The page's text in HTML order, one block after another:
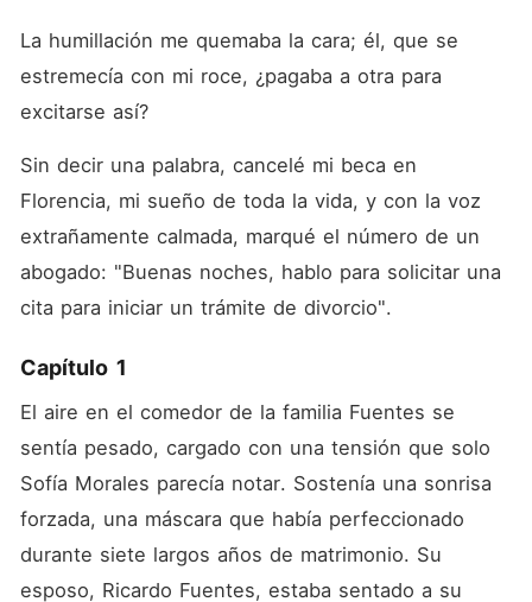
para iniciar un trámite de
divorcio".
La humillación me quemaba la cara; él, que se
estremecía con mi roce, ¿pagaba a otra para
excitarse así?
Sin decir una palabra, cancelé mi beca en
Florencia, mi sueño de toda la vida, y con la voz
extrañamente calmada, marqué el número de un
abogado: "Buenas noches, hablo para solicitar una
cita para iniciar un trámite de divorcio".
Capítulo 1
El aire en el comedor de la familia Fuentes se
sentía pesado, cargado con una tensión que solo
Sofía Morales parecía notar. Sostenía una sonrisa
forzada, una máscara que había perfeccionado
durante siete largos años de matrimonio. Su
esposo, Ricardo Fuentes, estaba sentado a su